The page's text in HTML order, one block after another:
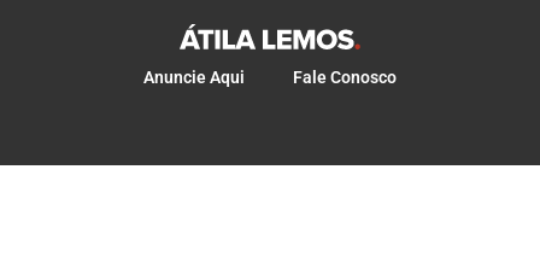
Anuncie Aqui Fale Conosco